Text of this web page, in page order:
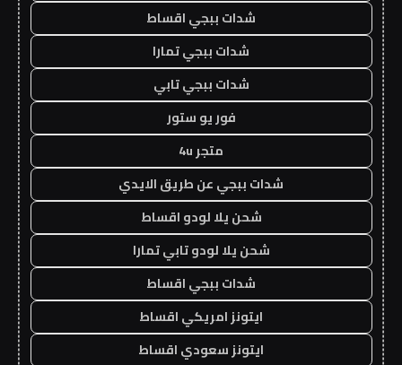
شدات ببجي اقساط
شدات ببجي تمارا
شدات ببجي تابي
فور يو ستور
متجر 4u
شدات ببجي عن طريق الايدي
شحن يلا لودو اقساط
شحن يلا لودو تابي تمارا
شدات ببجي اقساط
ايتونز امريكي اقساط
ايتونز سعودي اقساط